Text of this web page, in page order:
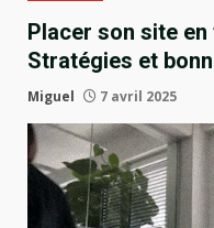
Placer son site
Stratégies et
Miguel 7 avril 2025